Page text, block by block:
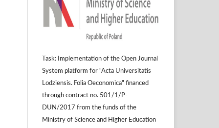
Task: Implementation of the Open Journal
System platform for "Acta Universitatis
Lodziensis. Folia Oeconomica" financed
through contract no. 501/1/P-
DUN/2017 from the funds of the
Ministry of Science and Higher Education